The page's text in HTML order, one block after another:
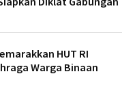
HUT RI
Warga Binaan